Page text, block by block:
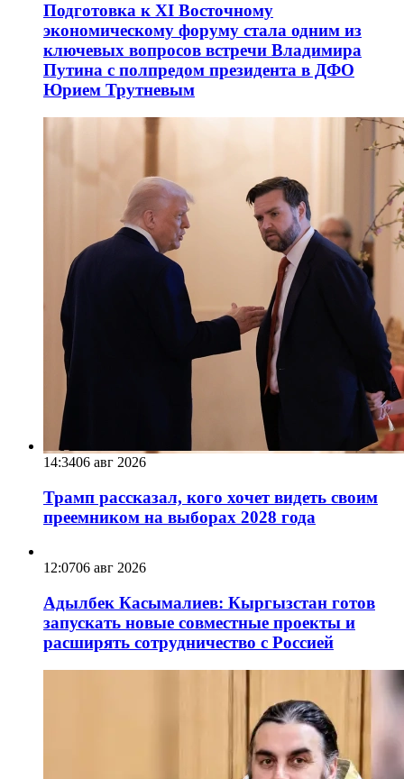
Подготовка к XI Восточному
экономическому форуму стала одним из
ключевых вопросов встречи Владимира
Путина с полпредом президента в ДФО
Юрием Трутневым
14:3406 авг 2026
Трамп рассказал, кого хочет видеть своим
преемником на выборах 2028 года
12:0706 авг 2026
Адылбек Касымалиев: Кыргызстан готов
запускать новые совместные проекты и
расширять сотрудничество с Россией